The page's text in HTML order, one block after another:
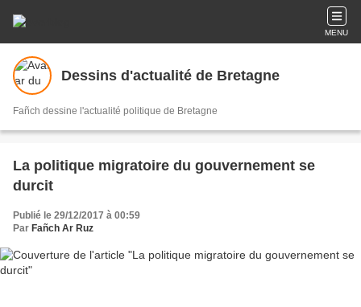
MENU
Dessins d'actualité de Bretagne
Fañch dessine l'actualité politique de Bretagne
La politique migratoire du gouvernement se
durcit
Publié le 29/12/2017 à 00:59
Par Fañch Ar Ruz